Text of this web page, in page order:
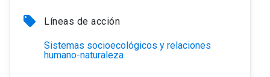
local_offer Líneas de acción
Sistemas socioecológicos y relaciones
humano-naturaleza